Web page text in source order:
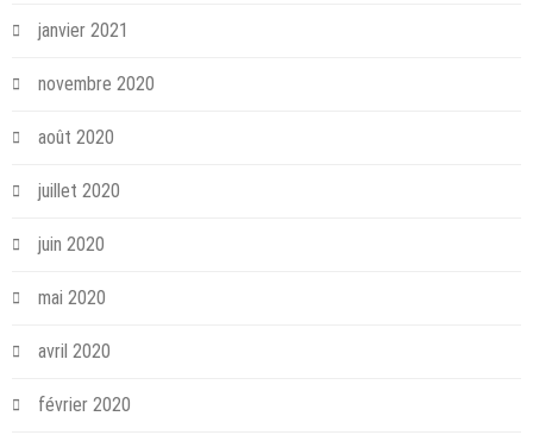
janvier 2021
novembre 2020
août 2020
juillet 2020
juin 2020
mai 2020
avril 2020
février 2020